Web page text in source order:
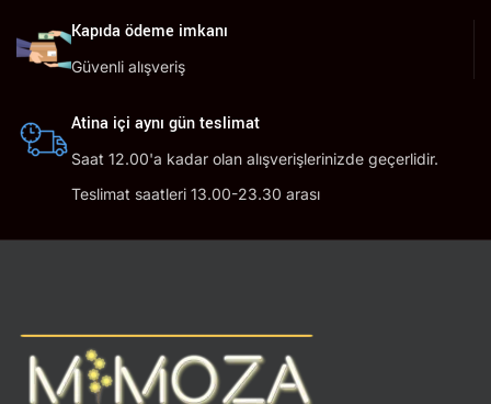
Kapıda ödeme imkanı
Güvenli alışveriş
Atina içi aynı gün teslimat
Saat 12.00'a kadar olan alışverişlerinizde geçerlidir.
Teslimat saatleri 13.00-23.30 arası